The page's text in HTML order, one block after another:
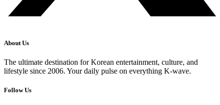
About Us
The ultimate destination for Korean entertainment, culture, and
lifestyle since 2006. Your daily pulse on everything K-wave.
Follow Us